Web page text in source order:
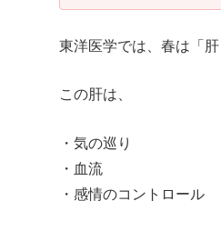
東洋医学では、春は「
この肝は、
・気の巡り
・血流
・感情のコントロール